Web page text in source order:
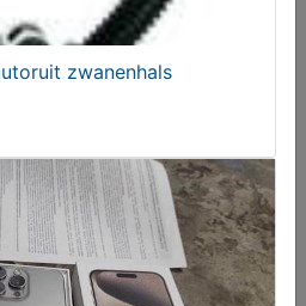
zwanenhals
zwanenhals